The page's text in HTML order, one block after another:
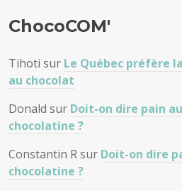
ChocoCOM'
Tihoti sur Le Québec préfère
au chocolat
Donald sur Doit-on dire pain
chocolatine ?
Constantin Rsur Doit-on dire
chocolatine ?